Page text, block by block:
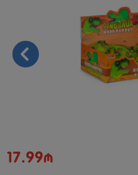
17.99₼